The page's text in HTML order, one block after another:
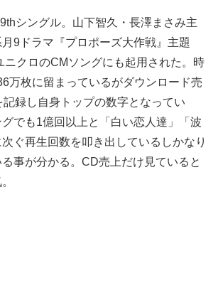
シングル。山下智久・長澤まさみ主
9ドラマ『プロポーズ大作戦』主題
ニクロのCMソングにも起用された。時
万枚に留まっているがダウンロード売
記録し自身トップの数字となってい
でも1億回以上と「白い恋人達」「波
ぐ再生回数を叩き出しているしかなり
事が分かる。CD売上だけ見ていると